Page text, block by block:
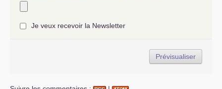
Je veux recevoir la Newsletter